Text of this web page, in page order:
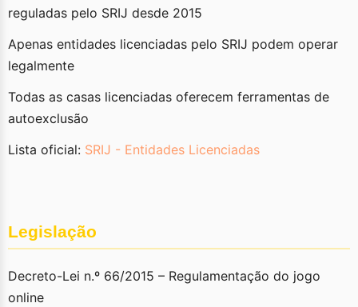
reguladas pelo SRIJ desde 2015
Apenas entidades licenciadas pelo SRIJ podem operar
legalmente
Todas as casas licenciadas oferecem ferramentas de
autoexclusão
Lista oficial: SRIJ - Entidades Licenciadas
Legislação
Decreto-Lei n.º 66/2015 – Regulamentação do jogo
online